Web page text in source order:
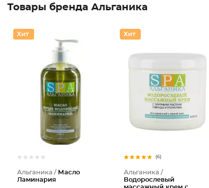
Товары бренда Альганика
Альганика / Масло
Ламинария
(6)
Альганика /
Водорослевый